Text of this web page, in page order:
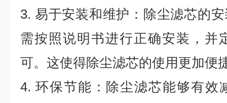
3. 易于安装和维护：除尘滤芯的
需按照说明书进行正确安装，并
可。这使得除尘滤芯的使用更加便
4. 环保节能：除尘滤芯能够有效